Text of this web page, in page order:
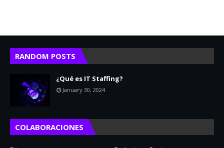
RANDOM POSTS
¿Qué es IT Staffing?
January 30, 2024
COLABORACIONES